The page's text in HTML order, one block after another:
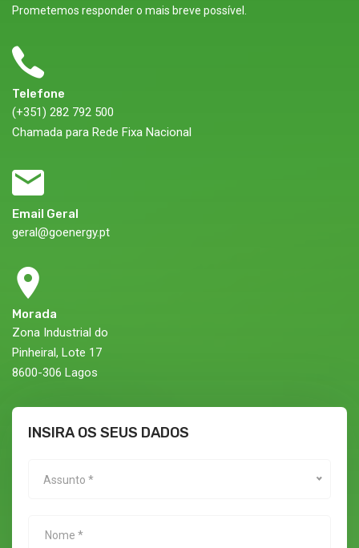
Prometemos responder o mais breve possível.
Telefone
(+351) 282 792 500
Chamada para Rede Fixa Nacional
Email Geral
geral@goenergy.pt
Morada
Zona Industrial do
Pinheiral, Lote 17
8600-306 Lagos
INSIRA OS SEUS DADOS
Assunto *